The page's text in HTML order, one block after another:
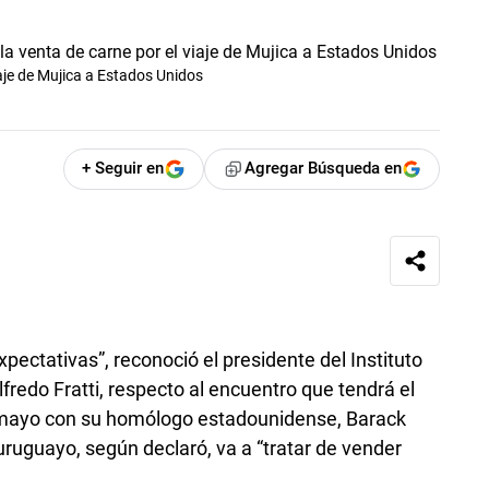
de Mujica a Estados Unidos
+ Seguir en Agregar Búsqueda en
reconoció el presidente del Instituto
Fratti, respecto al encuentro que tendrá el
con su homólogo estadounidense, Barack
según declaró, va a “tratar de vender